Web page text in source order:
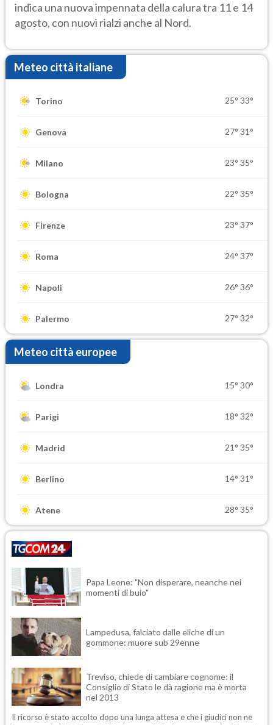
indica una nuova impennata della calura tra 11 e 14
agosto, con nuovi rialzi anche al Nord.
Meteo città italiane
Torino 25° 33°
Genova 27° 31°
Milano 23° 35°
Bologna 22° 35°
Firenze 23° 37°
Roma 24° 37°
Napoli 26° 36°
Palermo 27° 32°
Meteo città europee
Londra 15° 30°
Parigi 18° 32°
Madrid 21° 35°
Berlino 14° 31°
Atene 28° 35°
Papa Leone: "Non disperare, neanche nei
momenti di buio"
Lampedusa, falciato dalle eliche di un
gommone: muore sub 29enne
Treviso, chiede di cambiare cognome: il
Consiglio di Stato le dà ragione ma è morta
nel 2013
Il ricorso è stato accolto dopo una lunga attesa e che i giudici non ne